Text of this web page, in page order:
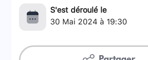
S'est déroulé le
30 Mai 2024 à 19:30